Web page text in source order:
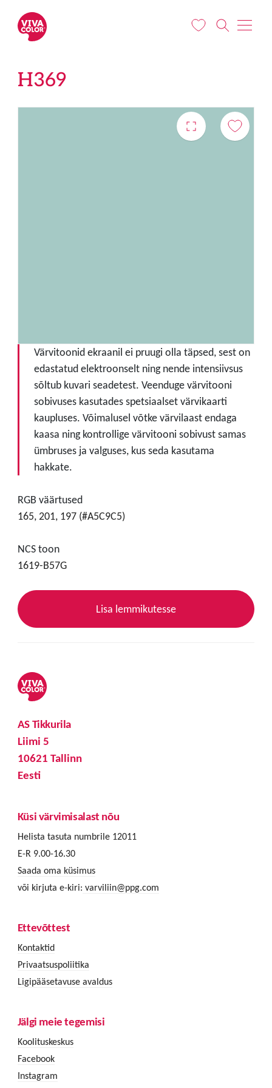
H369
Värvitoonid ekraanil ei pruugi olla täpsed, sest on
edastatud elektroonselt ning nende intensiivsus
sõltub kuvari seadetest. Veenduge värvitooni
sobivuses kasutades spetsiaalset värvikaarti
kaupluses. Võimalusel võtke värvilaast endaga
kaasa ning kontrollige värvitooni sobivust samas
ümbruses ja valguses, kus seda kasutama
hakkate.
RGB väärtused
165, 201, 197 (#A5C9C5)
NCS toon
1619-B57G
Lisa lemmikutesse
AS Tikkurila
Liimi 5
10621 Tallinn
Eesti
Küsi värvimisalast nõu
Helista tasuta numbrile 12011
E-R 9.00-16.30
Saada oma küsimus
või kirjuta e-kiri: varviliin@ppg.com
Ettevõttest
Kontaktid
Privaatsuspoliitika
Ligipääsetavuse avaldus
Jälgi meie tegemisi
Koolituskeskus
Facebook
Instagram